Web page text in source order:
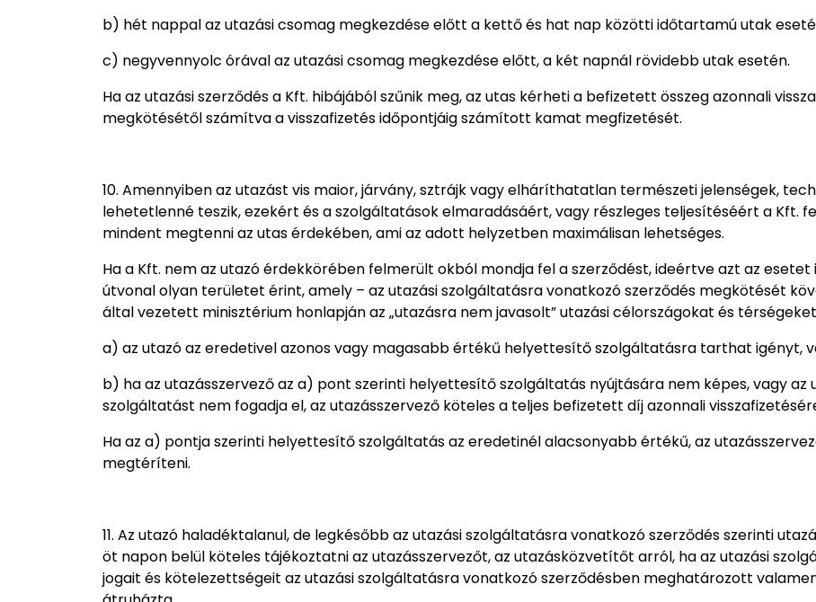
b) hét nappal az utazási csomag megkezdése előtt a kettő és hat nap közötti időtartamú utak
c) negyvennyolc órával az utazási csomag megkezdése előtt, a két napnál rövidebb utak esetén.
Ha az utazási szerződés a Kft. hibájából szűnik meg, az utas kérheti a befizetett összeg azonnali
megkötésétől számítva a visszafizetés időpontjáig számított kamat megfizetését.
10. Amennyiben az utazást vis maior, járvány, sztrájk vagy elháríthatatlan természeti jelenségek,
lehetetlenné teszik, ezekért és a szolgáltatások elmaradásáért, vagy részleges teljesítéséért a Kft.
mindent megtenni az utas érdekében, ami az adott helyzetben maximálisan lehetséges.
Ha a Kft. nem az utazó érdekkörében felmerült okból mondja fel a szerződést, ideértve azt az esetet
útvonal olyan területet érint, amely – az utazási szolgáltatásra vonatkozó szerződés megkötését
által vezetett minisztérium honlapján az „utazásra nem javasolt” utazási célországokat és
a) az utazó az eredetivel azonos vagy magasabb értékű helyettesítő szolgáltatásra tarthat igényt,
b) ha az utazásszervező az a) pont szerinti helyettesítő szolgáltatás nyújtására nem képes, vagy
szolgáltatást nem fogadja el, az utazásszervező köteles a teljes befizetett díj azonnali
Ha az a) pontja szerinti helyettesítő szolgáltatás az eredetinél alacsonyabb értékű, az
megtéríteni.
11. Az utazó haladéktalanul, de legkésőbb az utazási szolgáltatásra vonatkozó szerződés szerinti
öt napon belül köteles tájékoztatni az utazásszervezőt, az utazásközvetítőt arról, ha az utazási
jogait és kötelezettségeit az utazási szolgáltatásra vonatkozó szerződésben meghatározott